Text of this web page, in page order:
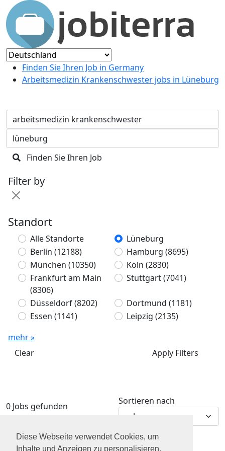
Diese Webseite verwendet Cookies, um
Inhalte und Anzeigen zu personalisieren,
Finden Sie Ihren Job in Germany
Arbeitsmedizin Krankenschwester jobs in Lüneburg
Finden Sie Ihren Job
Filter by
Standort
Alle Standorte
Lüneburg
Berlin (12188) Hamburg (8695)
München (10350) Köln (2830)
Frankfurt am Main
(8306)
Stuttgart(7041)
Düsseldorf(8202) Dortmund (1181)
Essen (1141) Leipzig (2135)
mehr »
Clear
Apply Filters
0 Jobs gefunden Sortieren nach